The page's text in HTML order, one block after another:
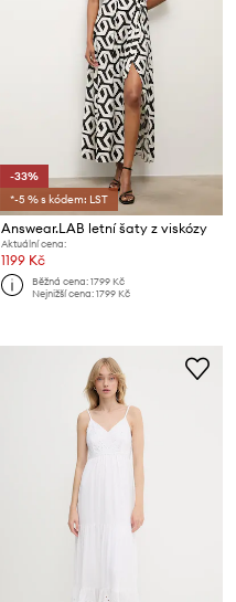
-33%
*-5 % s kódem: LST
Answear.LAB letní šaty z viskózy
Aktuální cena:
1199 Kč
Běžná cena:1799 Kč
Nejnižší cena:1799 Kč